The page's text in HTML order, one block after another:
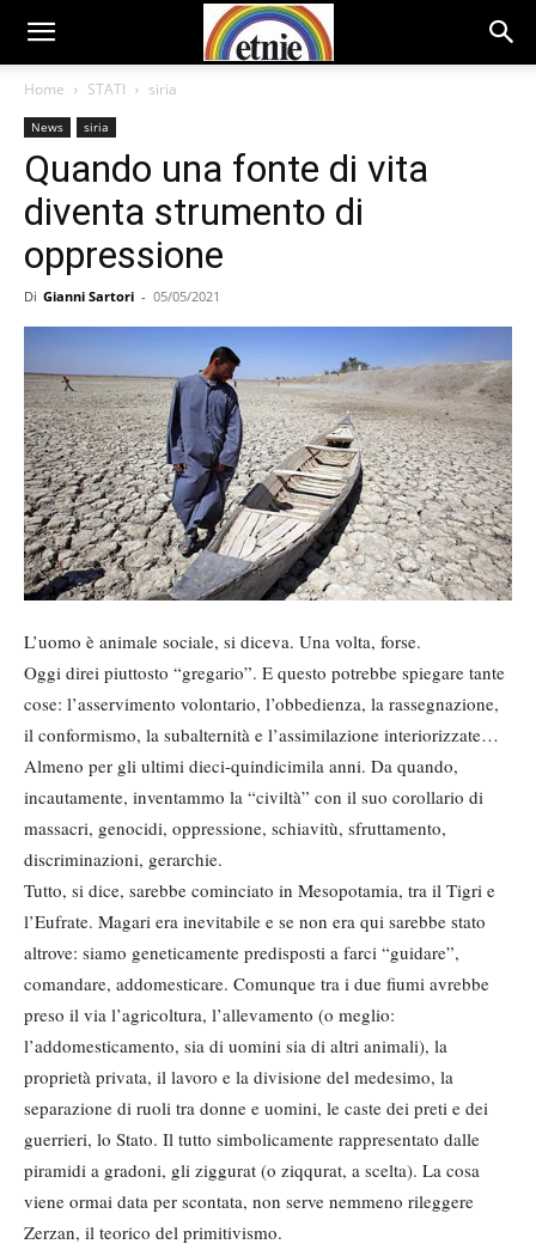
Home STATI siria
News siria
Quando una fonte di vita
diventa strumento di
oppressione
Di Gianni Sartori - 05/05/2021
L’uomo è animale sociale, si diceva. Una volta, forse.
Oggi direi piuttosto “gregario”. E questo potrebbe spiegare tante
cose: l’asservimento volontario, l’obbedienza, la rassegnazione,
il conformismo, la subalternità e l’assimilazione interiorizzate…
Almeno per gli ultimi dieci-quindicimila anni. Da quando,
incautamente, inventammo la “civiltà” con il suo corollario di
massacri, genocidi, oppressione, schiavitù, sfruttamento,
discriminazioni, gerarchie.
Tutto, si dice, sarebbe cominciato in Mesopotamia, tra il Tigri e
l’Eufrate. Magari era inevitabile e se non era qui sarebbe stato
altrove: siamo geneticamente predisposti a farci “guidare”,
comandare, addomesticare. Comunque tra i due fiumi avrebbe
preso il via l’agricoltura, l’allevamento (o meglio:
l’addomesticamento, sia di uomini sia di altri animali), la
proprietà privata, il lavoro e la divisione del medesimo, la
separazione di ruoli tra donne e uomini, le caste dei preti e dei
guerrieri, lo Stato. Il tutto simbolicamente rappresentato dalle
piramidi a gradoni, gli ziggurat (o ziqqurat, a scelta). La cosa
viene ormai data per scontata, non serve nemmeno rileggere
Zerzan, il teorico del primitivismo.